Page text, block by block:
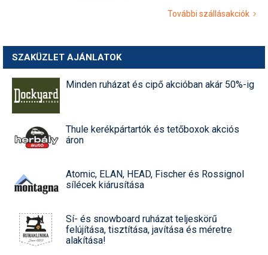
További szállásakciók
SZAKÜZLET AJÁNLATOK
Minden ruházat és cipő akcióban akár 50%-ig
Thule kerékpártartók és tetőboxok akciós
áron
Atomic, ELAN, HEAD, Fischer és Rossignol
sílécek kiárusítása
Sí- és snowboard ruházat teljeskörű
felújítása, tisztítása, javítása és méretre
alakítása!